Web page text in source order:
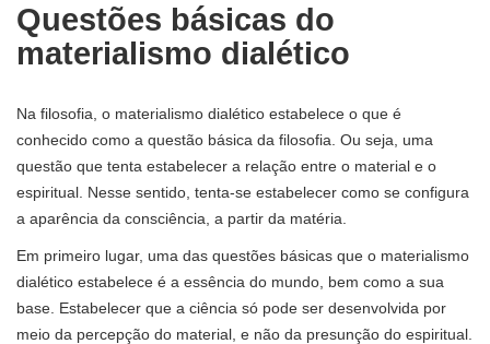
Questões básicas do
materialismo dialético
Na filosofia, o materialismo dialético estabelece o que é
conhecido como a questão básica da filosofia. Ou seja, uma
questão que tenta estabelecer a relação entre o material e o
espiritual. Nesse sentido, tenta-se estabelecer como se configura
a aparência da consciência, a partir da matéria.
Em primeiro lugar, uma das questões básicas que o materialismo
dialético estabelece é a essência do mundo, bem como a sua
base. Estabelecer que a ciência só pode ser desenvolvida por
meio da percepção do material, e não da presunção do espiritual.